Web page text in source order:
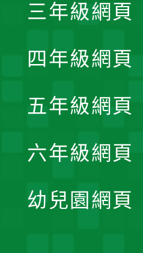
三年級網頁
四年級網頁
五年級網頁
六年級網頁
幼兒園網頁